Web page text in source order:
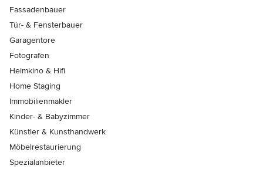
Fassadenbauer
Tür- & Fensterbauer
Garagentore
Fotografen
Heimkino & Hifi
Home Staging
Immobilienmakler
Kinder- & Babyzimmer
Künstler & Kunsthandwerk
Möbelrestaurierung
Spezialanbieter